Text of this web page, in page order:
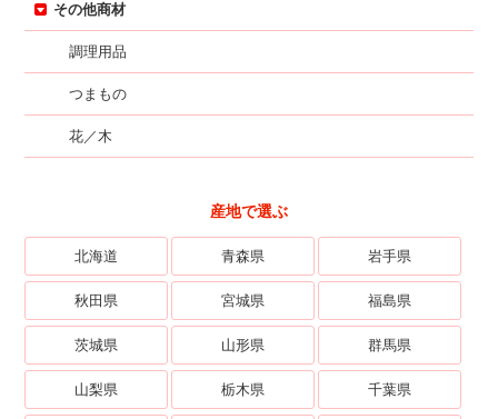
その他商材
調理用品
つまもの
花／木
産地で選ぶ
北海道 青森県 岩手県
秋田県 宮城県 福島県
茨城県 山形県 群馬県
山梨県 栃木県 千葉県